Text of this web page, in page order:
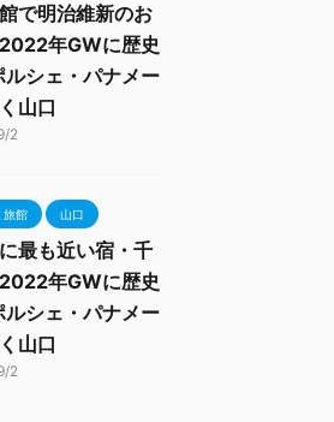
で明治維新のお
年GWに歴史
シェ・パナメー
山口
2
旅館 山口
最も近い宿・千
年GWに歴史
シェ・パナメー
山口
2